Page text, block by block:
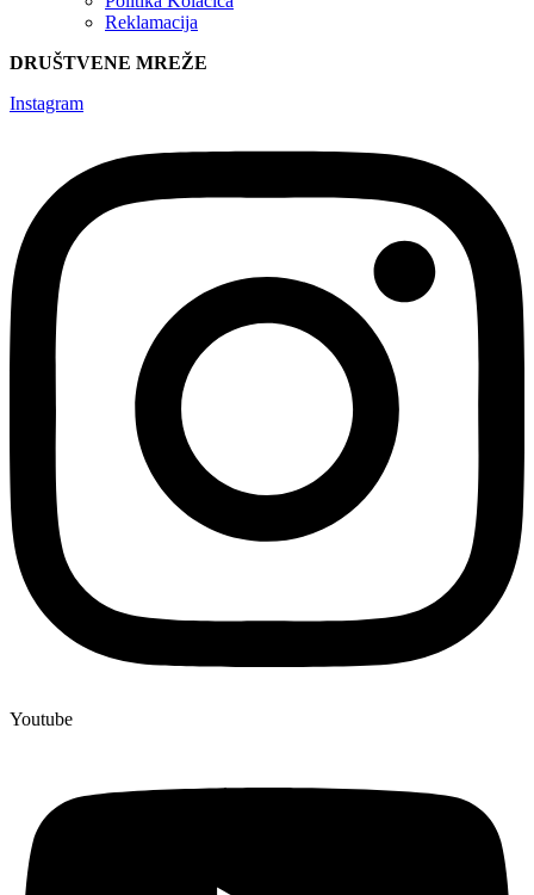
Reklamacija
DRUŠTVENE MREŽE
Instagram
Youtube